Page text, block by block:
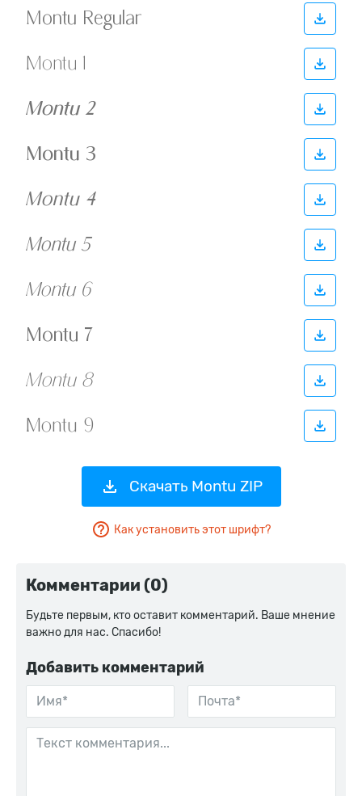
Скачать Montu ZIP
Как установить этот шрифт?
Комментарии (0)
Будьте первым, кто оставит комментарий. Ваше мнение
важно для нас. Спасибо!
Добавить комментарий